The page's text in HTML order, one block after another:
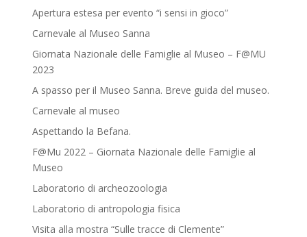
Apertura estesa per evento “i sensi in gioco”
Carnevale al Museo Sanna
Giornata Nazionale delle Famiglie al Museo – F@MU
2023
A spasso per il Museo Sanna. Breve guida del museo.
Carnevale al museo
Aspettando la Befana.
F@Mu 2022 – Giornata Nazionale delle Famiglie al
Museo
Laboratorio di archeozoologia
Laboratorio di antropologia fisica
Visita alla mostra “Sulle tracce di Clemente”